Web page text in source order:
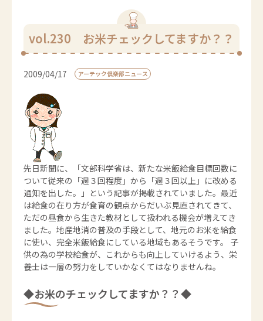
vol.230 お米チェックしてますか？？
2009/04/17 アーテック倶楽部ニュース
先日新聞に、「文部科学省は、新たな米飯給食目標回数に
ついて従来の「週３回程度」から「週３回以上」に改める
通知を出した。」という記事が掲載されていました。最近
は給食の在り方が食育の観点からだいぶ見直されてきて、
ただの昼食から生きた教材として扱われる機会が増えてき
ました。地産地消の普及の手段として、地元のお米を給食
に使い、完全米飯給食にしている地域もあるそうです。 子
供の為の学校給食が、これからも向上していけるよう、栄
養士は一層の努力をしていかなくてはなりませんね。
◆お米のチェックしてますか？？◆